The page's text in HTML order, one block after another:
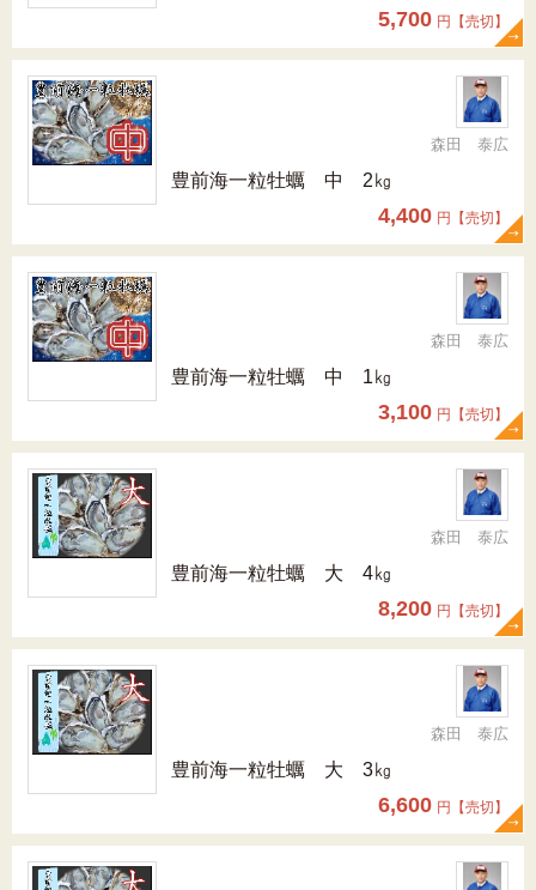
5,700 円【売切】
森田 泰広
豊前海一粒牡蠣 中 2㎏
4,400 円【売切】
森田 泰広
豊前海一粒牡蠣 中 1㎏
3,100 円【売切】
森田 泰広
豊前海一粒牡蠣 大 4㎏
8,200 円【売切】
森田 泰広
豊前海一粒牡蠣 大 3㎏
6,600 円【売切】